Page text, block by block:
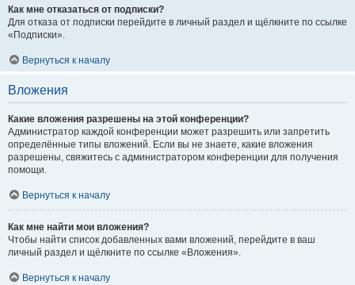
Как мне отказаться от подписки?
Для отказа от подписки перейдите в личный раздел и щёлкните по ссылке
«Подписки».
Вернуться к началу
Вложения
Какие вложения разрешены на этой конференции?
Администратор каждой конференции может разрешить или запретить
определённые типы вложений. Если вы не знаете, какие вложения
разрешены, свяжитесь с администратором конференции для получения
помощи.
Вернуться к началу
Как мне найти мои вложения?
Чтобы найти список добавленных вами вложений, перейдите в ваш
личный раздел и щёлкните по ссылке «Вложения».
Вернуться к началу